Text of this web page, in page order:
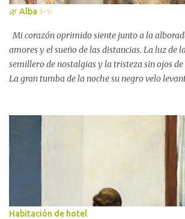
curiosidad, subí por una grieta o hendidura de
abrían las negras bocas de numerosas
adentraban en las profundidades de la meseta
lug...
🌿 Alba ✨️✨️
Mi corazón oprimido siente junto a la
amores y el sueño de las distancias. La luz de
semillero de nostalgias y la tristeza sin ojos
La gran tumba de la noche su negro velo
nidos y ramas, rodeado de la aurora y llena de
haré si tienes tus ojos muertos a las luces
mi carne el calor de tus miradas! ¿Por qué te
aquella tarde clara? Hoy mi pecho está reseco
apagada. ✏️ Federico García Lorca 🌸✨️✨️
Habitación de hotel